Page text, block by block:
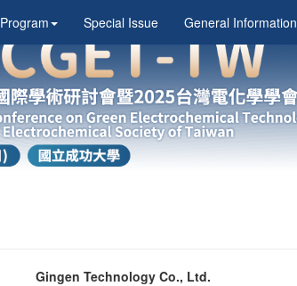
Program Special Issue General Information
Gingen Technology Co., Ltd.